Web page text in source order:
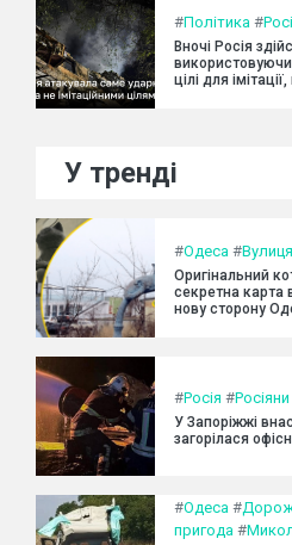
#Політика #
Вночі Росія
використовуючи
цілі для
У тренді
#Одеса #Вулиця
Оригінальний
секретна карта
нову сторону
#Росія #Росіяни
У Запоріжжі
загорілася
#Одеса #
пригода #